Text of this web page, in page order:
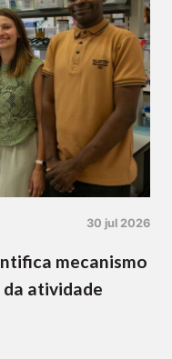
30 jul 2026
mecanismo
atividade